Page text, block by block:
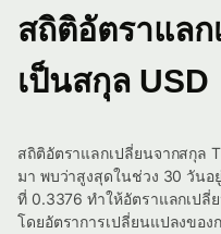
สถิติอัตราแลก
เป็นสกุล USD
สถิติอัตราแลกเปลี่ยนจากสกุล
มา พบว่าสูงสุดในช่วง 30 วัน
ที่ 0.3376 ทำให้อัตราแลกเปลี่
โดยอัตราการเปลี่ยนแปลงของ